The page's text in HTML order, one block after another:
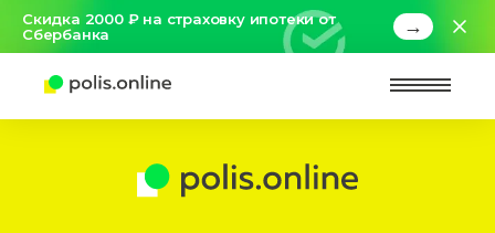
Скидка 2000 ₽ на страховку ипотеки от
Сбербанка
→